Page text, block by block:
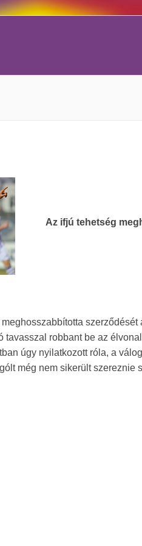
Az ifjú tehetség
szerződését
tavasszal robbant be az
úgy nyilatkozott róla, a
még nem sikerült szereznie